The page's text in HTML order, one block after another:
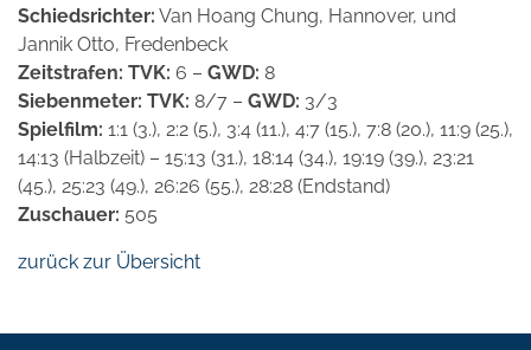
Schiedsrichter: Van Hoang Chung, Hannover, und
Jannik Otto, Fredenbeck
Zeitstrafen: TVK: 6 – GWD: 8
Siebenmeter: TVK: 8/7 – GWD: 3/3
Spielfilm: 1:1 (3.), 2:2 (5.), 3:4 (11.), 4:7 (15.), 7:8 (20.), 11:9 (25.),
14:13 (Halbzeit) – 15:13 (31.), 18:14 (34.), 19:19 (39.), 23:21
(45.), 25:23 (49.), 26:26 (55.), 28:28 (Endstand)
Zuschauer: 505
zurück zur Übersicht